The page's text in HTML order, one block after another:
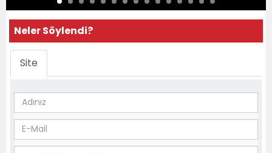
Neler Söylendi?
Site